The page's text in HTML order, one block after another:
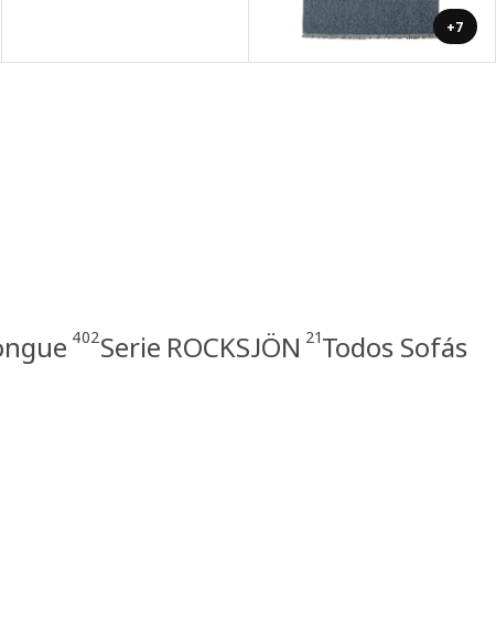
+7
402Serie ROCKSJÖN 21Todos Sofás